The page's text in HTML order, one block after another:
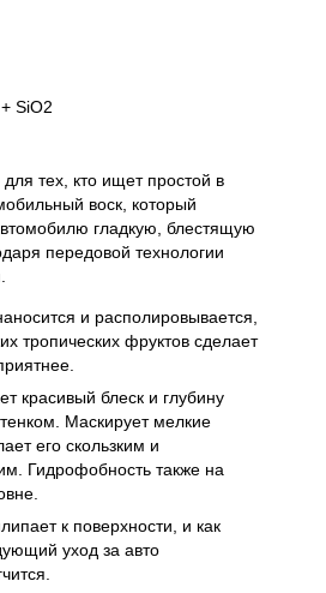
SiO2
тех, кто ищет простой в
воск, который
гладкую, блестящую
передовой технологии
и располировывается,
тропических фруктов сделает
красивый блеск и глубину
Маскирует мелкие
его скользким и
Гидрофобность также на
к поверхности, и как
уход за авто